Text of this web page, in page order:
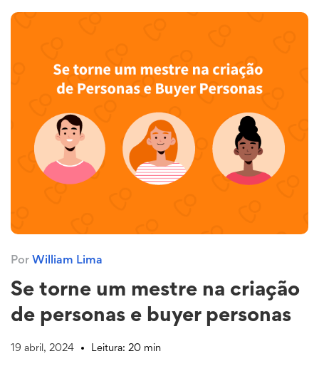
Por William Lima
Se torne um mestre na criação
de personas e buyer personas
19 abril, 2024 Leitura: 20 min